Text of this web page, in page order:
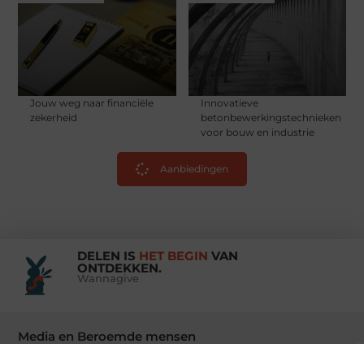
Jouw weg naar financiële
zekerheid
Innovatieve
betonbewerkingstechnieken
voor bouw en industrie
Aanbiedingen
DELEN IS HET BEGIN VAN
ONTDEKKEN.
Wannagive
Media en Beroemde mensen